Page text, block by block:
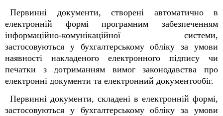
Первинні документи, створені автоматично в
електронній формі програмним забезпеченням
інформаційно-комунікаційної системи,
застосовуються у бухгалтерському обліку за умови
наявності накладеного електронного підпису чи
печатки з дотриманням вимог законодавства про
електронні документи та електронний документообіг.
Первинні документи, складені в електронній формі,
застосовуються у бухгалтерському обліку за умови